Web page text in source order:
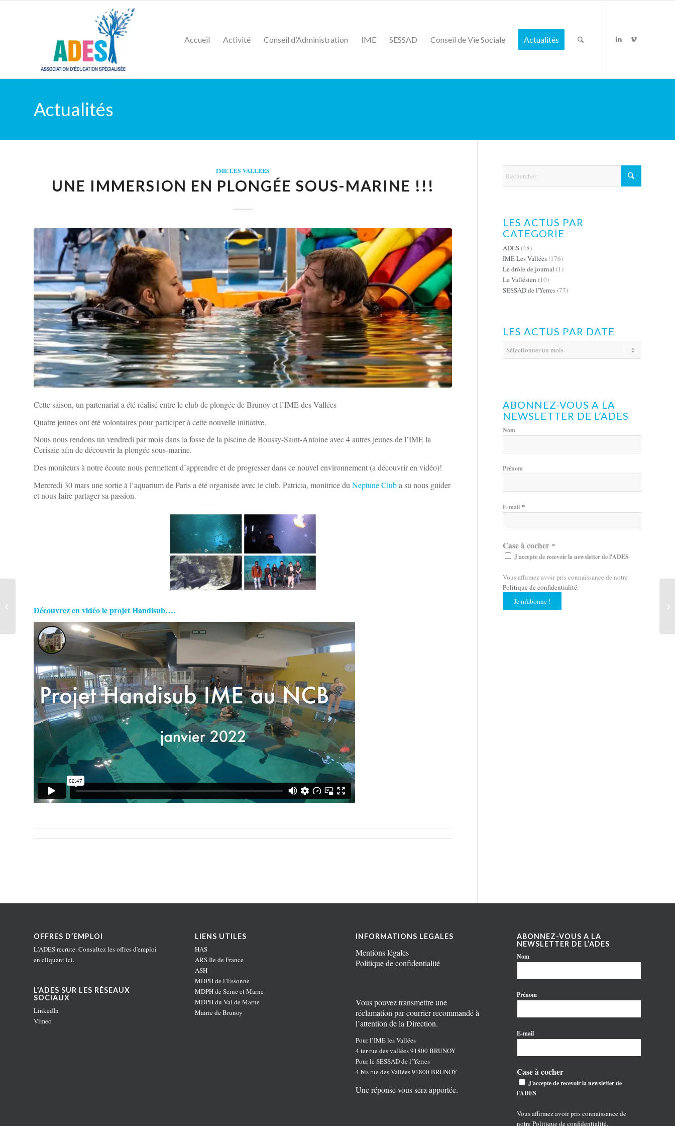
Accueil Activité Conseil d’Administration IME SESSAD Conseil de Vie Sociale Actualités
Actualités
IME LES VALLÉES
UNE IMMERSION EN PLONGÉE SOUS-MARINE !!!
Cette saison, un partenariat a été réalisé entre le club de plongée de Brunoy et l’IME des Vallées
Quatre jeunes ont été volontaires pour participer à cette nouvelle initiative.
Nous nous rendons un vendredi par mois dans la fosse de la piscine de Boussy-Saint-Antoine avec 4 autres jeunes de l’IME la
Cerisaie afin de découvrir la plongée sous-marine.
Des moniteurs à notre écoute nous permettent d’apprendre et de progresser dans ce nouvel environnement (a découvrir en vidéo)!
Mercredi 30 mars une sortie à l’aquarium de Paris a été organisée avec le club, Patricia, monitrice du Neptune Cluba su nous guider
et nous faire partager sa passion.
Découvrez en vidéo le projet Handisub….
LES ACTUS PAR
CATEGORIE
ADES(48)
IME Les Vallées(176)
Le drôle de journal (1)
Le Vallésien (10)
SESSAD de l'Yerres(77)
LES ACTUS PAR DATE
ABONNEZ-VOUS A LA
NEWSLETTER DE L’ADES
Nom
Prénom
E-mail *
Case à cocher *
J'accepte de recevoir la newsletter de l'ADES
Vous affirmez avoir pris connaissance de notre
Politique de confidentialité.
OFFRES D’EMPLOI
L'ADES recrute. Consultez les offres d'emploi
en cliquant ici.
L’ADES SUR LES RÉSEAUX
SOCIAUX
LinkedIn
Vimeo
LIENS UTILES
HAS
ARS Ile de France
ASH
MDPH de l’Essonne
MDPH de Seine et Marne
MDPH du Val de Marne
Mairie de Brunoy
INFORMATIONS LEGALES
Mentions légales
Politique de confidentialité
Vous pouvez transmettre une
réclamation par courrier recommandé à
l’attention de la Direction.
Pour l’IME les Vallées
4 ter rue des vallées 91800 BRUNOY
Pour le SESSAD de l’Yerres
4 bis rue des Vallées 91800 BRUNOY
Une réponse vous sera apportée.
ABONNEZ-VOUS A LA
NEWSLETTER DE L’ADES
Nom
Prénom
E-mail
Case à cocher
J'accepte de recevoir la newsletter de
l'ADES
Vous affirmez avoir pris connaissance de
notrePolitique de confidentialité.
d’activités!!!